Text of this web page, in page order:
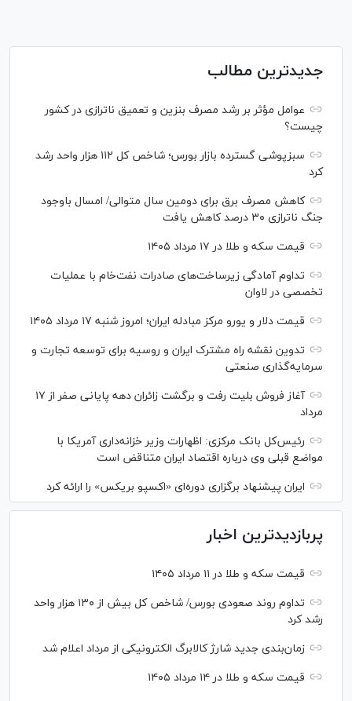
جدیدترین مطالب
عوامل مؤثر بر رشد مصرف بنزین و تعمیق ناترازی در کشور
چیست؟
سبزپوشی گسترده بازار بورس؛ شاخص کل ۱۱۲ هزار واحد رشد
کرد
کاهش مصرف برق برای دومین سال متوالی/ امسال باوجود
جنگ ناترازی ۳۰ درصد کاهش یافت
قیمت سکه و طلا در ۱۷ مرداد ۱۴۰۵
تداوم آمادگی زیرساخت‌های صادرات نفت‌خام با عملیات
تخصصی در لاوان
قیمت دلار و یورو مرکز مبادله ایران؛ امروز شنبه ۱۷ مرداد ۱۴۰۵
تدوین نقشه راه مشترک ایران و روسیه برای توسعه تجارت و
سرمایه‌گذاری صنعتی
آغاز فروش بلیت رفت و برگشت زائران دهه پایانی صفر از ۱۷
مرداد
رئیس‌کل بانک مرکزی: اظهارات وزیر خزانه‌داری آمریکا با
مواضع قبلی وی درباره اقتصاد ایران متناقض است
ایران پیشنهاد برگزاری دوره‌ای «اکسپو بریکس» را ارائه کرد
پربازدیدترین اخبار
قیمت سکه و طلا در ۱۱ مرداد ۱۴۰۵
تداوم روند صعودی بورس/ شاخص کل بیش از ۱۳۰ هزار واحد
رشد کرد
زمان‌بندی جدید شارژ کالابرگ الکترونیکی از مرداد اعلام شد
قیمت سکه و طلا در ۱۴ مرداد ۱۴۰۵